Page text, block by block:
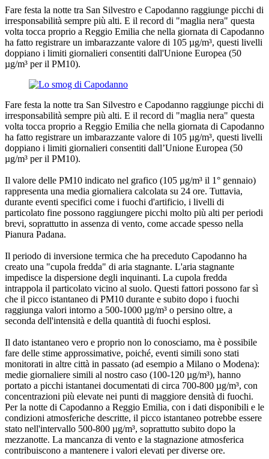
Fare festa la notte tra San Silvestro e Capodanno raggiunge picchi di
irresponsabilità sempre più alti. E il record di "maglia nera" questa
volta tocca proprio a Reggio Emilia che nella giornata di Capodanno
ha fatto registrare un imbarazzante valore di 105 µg/m³, questi livelli
doppiano i limiti giornalieri consentiti dall'Unione Europea (50
µg/m³ per il PM10).
Fare festa la notte tra San Silvestro e Capodanno raggiunge picchi di
irresponsabilità sempre più alti. E il record di "maglia nera" questa
volta tocca proprio a Reggio Emilia che nella giornata di Capodanno
ha fatto registrare un imbarazzante valore di 105 µg/m³, questi livelli
doppiano i limiti giornalieri consentiti dall’Unione Europea (50
µg/m³ per il PM10).
Il valore delle PM10 indicato nel grafico (105 µg/m³ il 1° gennaio)
rappresenta una media giornaliera calcolata su 24 ore. Tuttavia,
durante eventi specifici come i fuochi d'artificio, i livelli di
particolato fine possono raggiungere picchi molto più alti per periodi
brevi, soprattutto in assenza di vento, come accade spesso nella
Pianura Padana.
Il periodo di inversione termica che ha preceduto Capodanno ha
creato una "cupola fredda" di aria stagnante. L'aria stagnante
impedisce la dispersione degli inquinanti. La cupola fredda
intrappola il particolato vicino al suolo. Questi fattori possono far sì
che il picco istantaneo di PM10 durante e subito dopo i fuochi
raggiunga valori intorno a 500-1000 µg/m³ o persino oltre, a
seconda dell'intensità e della quantità di fuochi esplosi.
Il dato istantaneo vero e proprio non lo conosciamo, ma è possibile
fare delle stime approssimative, poiché, eventi simili sono stati
monitorati in altre città in passato (ad esempio a Milano o Modena):
medie giornaliere simili al nostro caso (100-120 µg/m³), hanno
portato a picchi istantanei documentati di circa 700-800 µg/m³, con
concentrazioni più elevate nei punti di maggiore densità di fuochi.
Per la notte di Capodanno a Reggio Emilia, con i dati disponibili e le
condizioni atmosferiche descritte, il picco istantaneo potrebbe essere
stato nell'intervallo 500-800 µg/m³, soprattutto subito dopo la
mezzanotte. La mancanza di vento e la stagnazione atmosferica
contribuiscono a mantenere i valori elevati per diverse ore.